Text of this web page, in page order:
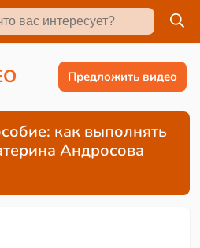
O Предложить видео
как выполнять
Андросова